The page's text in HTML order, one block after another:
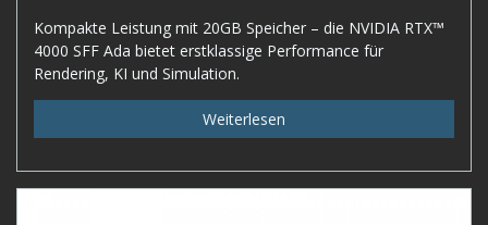
Kompakte Leistung mit 20GB Speicher – die NVIDIA RTX™
4000 SFF Ada bietet erstklassige Performance für
Rendering, KI und Simulation.
Weiterlesen